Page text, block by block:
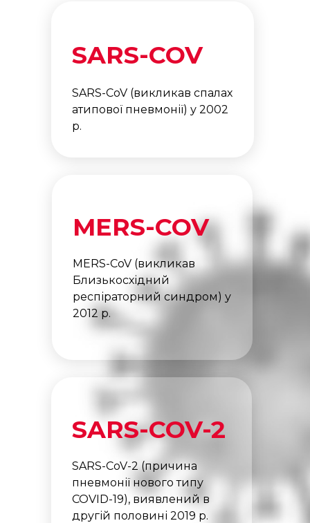
SARS-CoV-2 (причина
пневмонії нового типу
COVID-19), виявлений в
другій половині 2019 р.
SARS-COV-2
MERS-CoV (викликав
Близькосхідний
респіраторний синдром) у
2012 р.
MERS-COV
SARS-CoV (викликав спалах
атипової пневмонії) у 2002
р.
SARS-COV